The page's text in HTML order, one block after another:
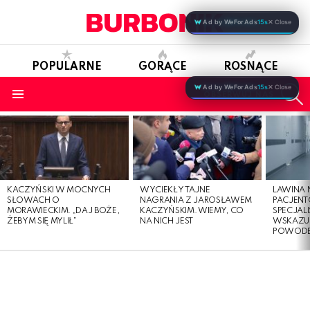
POPULARNE GORĄCE ROSNĄCE
LATEST
KACZYŃSKI W MOCNYCH
SŁOWACH O
MORAWIECKIM. „DAJ BOŻE,
ŻEBYM SIĘ MYLIŁ”
WYCIEKŁY TAJNE
NAGRANIA Z JAROSŁAWEM
KACZYŃSKIM. WIEMY, CO
NA NICH JEST
LAWINA
Ad by WeForAds15s✕ Close
Ad by WeForAds15s✕ Close